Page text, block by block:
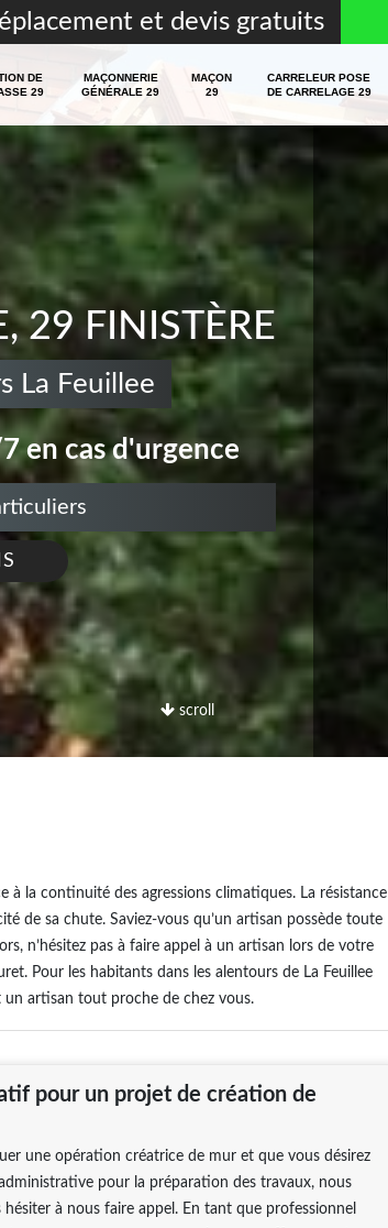
et devis gratuits
DE
29
MAÇONNERIE
GÉNÉRALE 29
MAÇON
29
CARRELEUR POSE
DE CARRELAGE 29
scroll
29 FINISTÈRE
La Feuillee
en cas d'urgence
la continuité des agressions climatiques. La résistance
de sa chute. Saviez-vous qu’un artisan possède toute
n’hésitez pas à faire appel à un artisan lors de votre
Pour les habitants dans les alentours de La Feuillee
un artisan tout proche de chez vous.
pour un projet de création de
une opération créatrice de mur et que vous désirez
pour la préparation des travaux, nous
à nous faire appel. En tant que professionnel